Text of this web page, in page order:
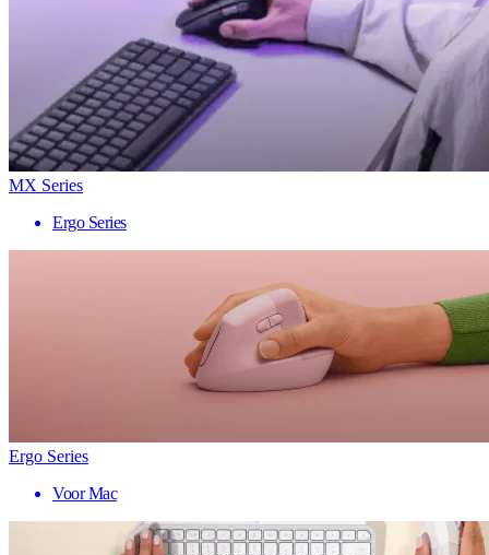
MX Series
Ergo Series
Ergo Series
Voor Mac